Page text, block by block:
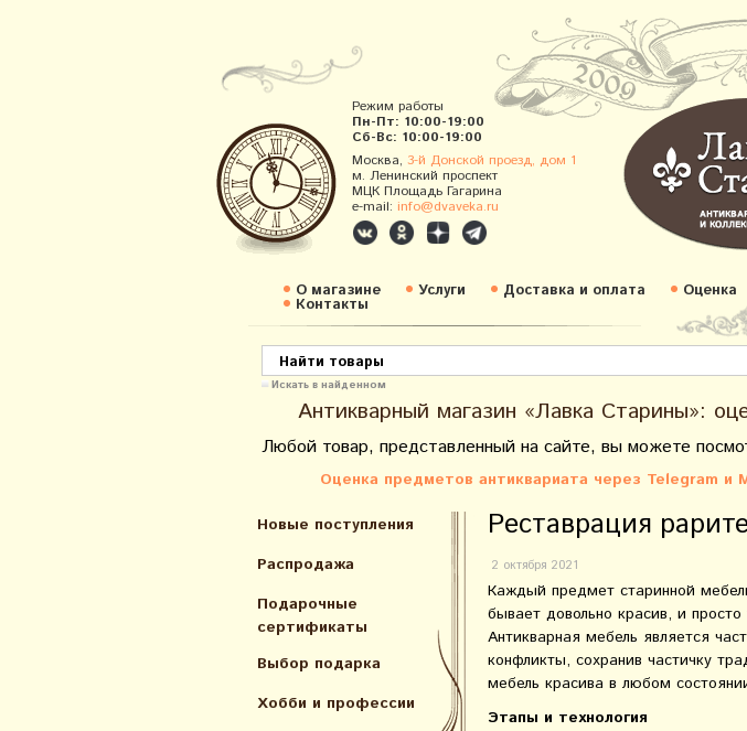
Режим работы
Пн-Пт: 10:00-19:00
Сб-Вс: 10:00-19:00
Москва, 3-й Донской проезд, дом 1
м. Ленинский проспект
МЦК Площадь Гагарина
e-mail: info@dvaveka.ru
О магазине Услуги Доставка и оплата Оценка
Контакты
Искать в найденном
Антикварный магазин «Лавка Старины»:
Любой товар, представленный на сайте, вы можете
Оценка предметов антиквариата через Telegram
Новые поступления
Распродажа
Подарочные
сертификаты
Выбор подарка
Хобби и профессии
Реставрация
2 октября 2021
Каждый предмет старинной
бывает довольно красив, и
Антикварная мебель является
конфликты, сохранив частичку
мебель красива в любом
Этапы и технология